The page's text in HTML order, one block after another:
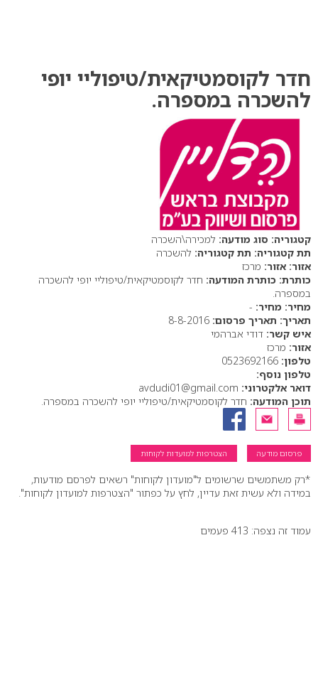
חדר לקוסמטיקאית/טיפוליי יופי
להשכרה במספרה.
סוג מודעה: למכירה\השכרה
תת קטגוריה: להשכרה
אזור: מרכז
כותרת המודעה: חדר לקוסמטיקאית/טיפוליי יופי להשכרה
במספרה.
מחיר: -
תאריך פרסום:
איש קשר: דודי אברהמי
אזור: מרכז
טלפון:
טלפון נוסף:
דואר אלקטרוני:
תוכן המודעה: חדר לקוסמטיקאית/טיפוליי יופי להשכרה במספרה.
פרסום מודעה הצטרפות למועדות לקוחות
*רק משתמשים שרשומים ל"מועדון לקוחות" רשאים לפרסם מודעות,
במידה ולא עשית זאת עדיין, לחץ על כפתור "הצטרפות למועדון לקוחות".
עמוד זה נצפה: 413 פעמים